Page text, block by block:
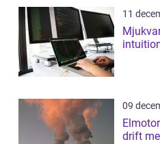
11
09
drift